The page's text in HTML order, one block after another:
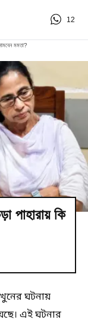
12
মমতা?
কি
ঘটনায়
এই ঘটনার